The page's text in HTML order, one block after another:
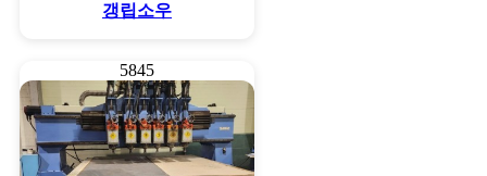
갱립소우
5845